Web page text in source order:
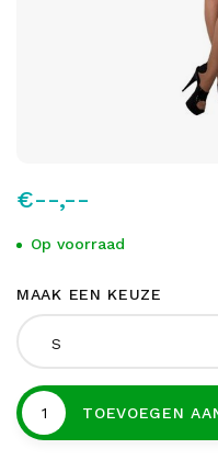
€--,--
Op voorraad
MAAK EEN KEUZE
S
TOEVOEGEN